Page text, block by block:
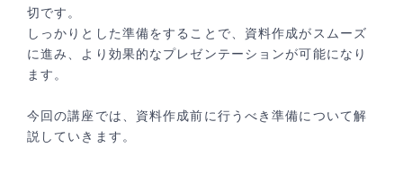
切です。
しっかりとした準備をすることで、資料作成がスムーズ
に進み、より効果的なプレゼンテーションが可能になり
ます。
今回の講座では、資料作成前に行うべき準備について解
説していきます。